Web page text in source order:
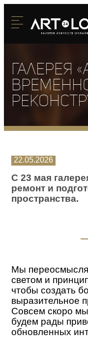
Галерея
22.05.2026
С 23 мая
ремонт и
пространства.
Мы
светом и
чтобы создать
выразительное
Совсем скоро
будем рады
обновленных